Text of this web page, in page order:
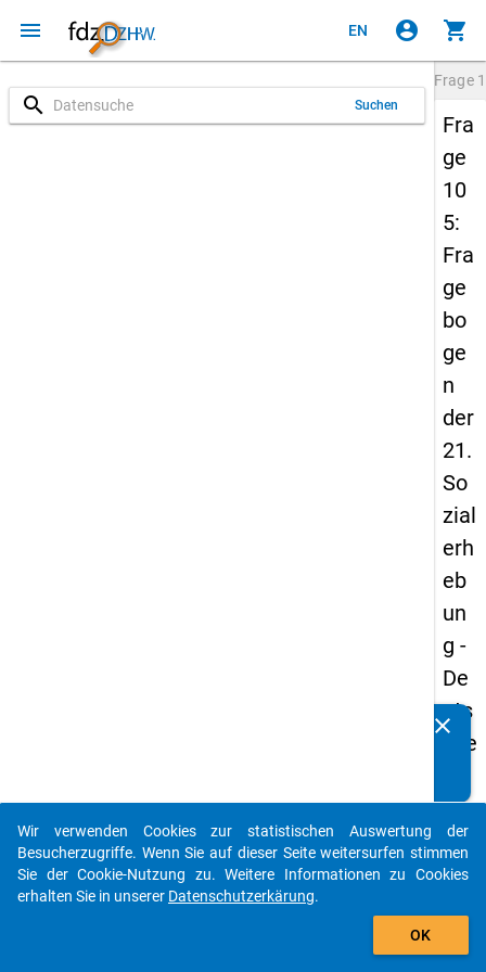
menu EN account_circle shopping_cart
search Suchen
Frage
Fra
ge
10
5:
Fra
ge
bo
ge
n
der
21.
So
zial
erh
eb
un
g -
De
uts
che
d
Bil
du
clear
auto_stories
add_shopping_cart
Wir verwenden Cookies zur statistischen Auswertung der
Besucherzugriffe. Wenn Sie auf dieser Seite weitersurfen stimmen
Sie der Cookie-Nutzung zu. Weitere Informationen zu Cookies
erhalten Sie in unserer Datenschutzerkärung.
OK